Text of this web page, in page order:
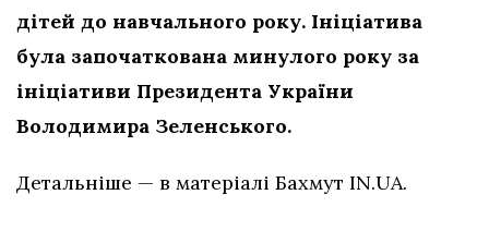
дітей до навчального року. Ініціатива
була започаткована минулого року за
ініціативи Президента України
Володимира Зеленського.
Детальніше — в матеріалі Бахмут IN.UA.